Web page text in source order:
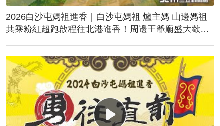
2026白沙屯媽祖進香｜白沙屯媽祖 爐主媽 山邊媽祖
共乘粉紅超跑啟程往北港進香！周邊王爺廟盛大歡